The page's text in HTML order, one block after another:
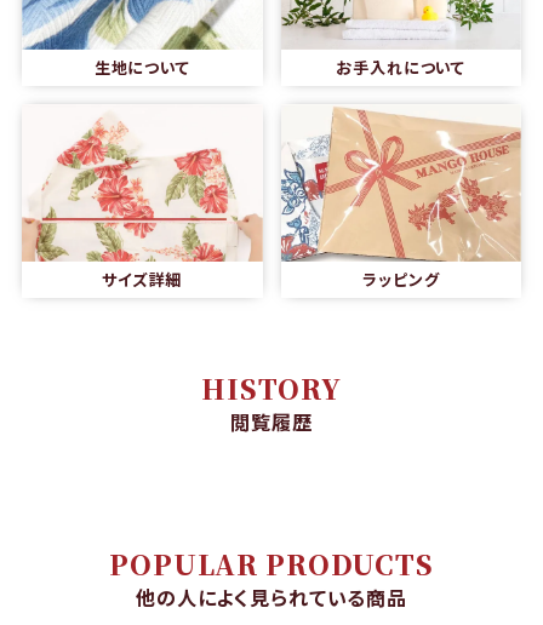
生地について お手入れについて
サイズ詳細 ラッピング
HISTORY
閲覧履歴
POPULAR PRODUCTS
他の人によく見られている商品